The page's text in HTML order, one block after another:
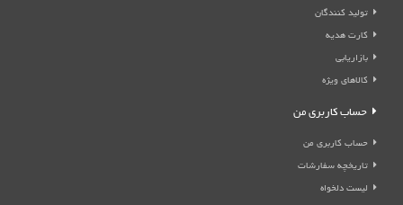
تولید کنندگان
کارت هدیه
بازاریابی
کالاهای ویژه
حساب کاربری من
حساب کاربری من
تاریخچه سفارشات
لیست دلخواه